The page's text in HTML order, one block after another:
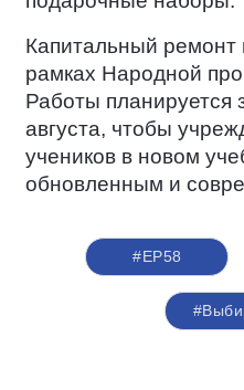
Капитальный ремонт
рамках Народной
Работы планируется
августа, чтобы
учеников в новом
обновленным и
#ЕР58